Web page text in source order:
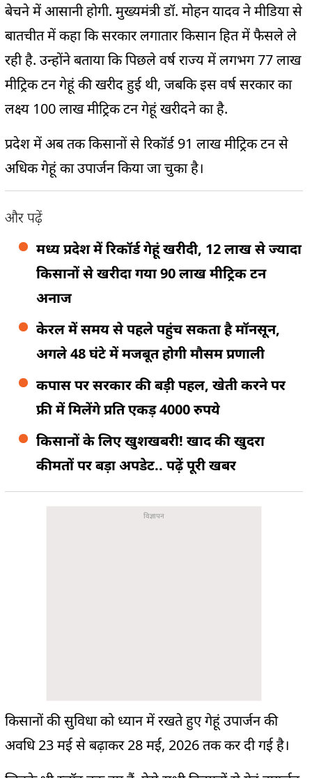
बेचने में आसानी होगी. मुख्यमंत्री डॉ. मोहन यादव ने मीडिया से
बातचीत में कहा कि सरकार लगातार किसान हित में फैसले ले
रही है. उन्होंने बताया कि पिछले वर्ष राज्य में लगभग 77 लाख
मीट्रिक टन गेहूं की खरीद हुई थी, जबकि इस वर्ष सरकार का
लक्ष्य 100 लाख मीट्रिक टन गेहूं खरीदने का है.
प्रदेश में अब तक किसानों से रिकॉर्ड 91 लाख मीट्रिक टन से
अधिक गेहूं का उपार्जन किया जा चुका है।
और पढ़ें
मध्य प्रदेश में रिकॉर्ड गेहूं खरीदी, 12 लाख से ज्यादा
किसानों से खरीदा गया 90 लाख मीट्रिक टन
अनाज
केरल में समय से पहले पहुंच सकता है मॉनसून,
अगले 48 घंटे में मजबूत होगी मौसम प्रणाली
कपास पर सरकार की बड़ी पहल, खेती करने पर
फ्री में मिलेंगे प्रति एकड़ 4000 रुपये
किसानों के लिए खुशखबरी! खाद की खुदरा
कीमतों पर बड़ा अपडेट.. पढ़ें पूरी खबर
किसानों की सुविधा को ध्यान में रखते हुए गेहूं उपार्जन की
अवधि 23 मई से बढ़ाकर 28 मई, 2026 तक कर दी गई है।